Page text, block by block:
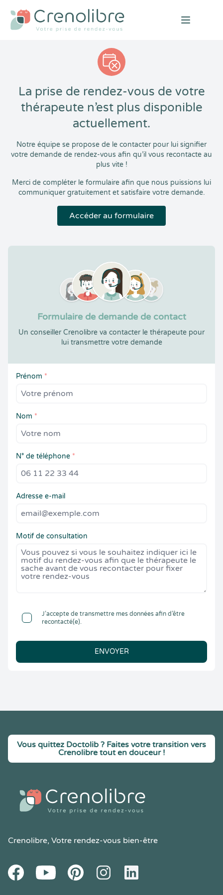
Open
La prise de rendez-vous de votre
thérapeute n’est plus disponible
actuellement.
Notre équipe se propose de le contacter pour lui signifier
votre demande de rendez-vous afin qu’il vous recontacte au
plus vite !
Merci de compléter le formulaire afin que nous puissions lui
communiquer gratuitement et satisfaire votre demande.
Accéder au formulaire
Formulaire de demande de contact
Un conseiller Crenolibre va contacter le thérapeute pour
lui transmettre votre demande
Prénom *
Nom *
N° de téléphone *
Adresse e-mail
Motif de consultation
J’accepte de transmettre mes données afin d’être
recontacté(e).
ENVOYER
Vous quittez Doctolib ? Faites votre transition vers
Crenolibre tout en douceur !
Crenolibre, Votre rendez-vous bien-être
FacebookYoutube PinteresetInstagramLinkedIn